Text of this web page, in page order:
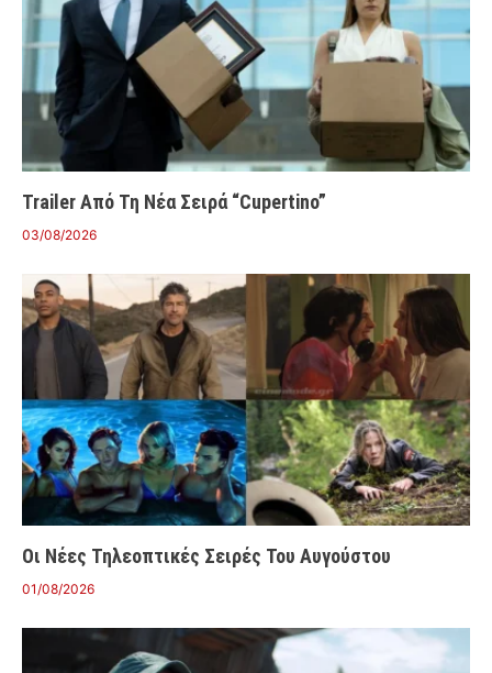
Trailer Από Τη Νέα Σειρά “Cupertino”
03/08/2026
Οι Νέες Τηλεοπτικές Σειρές Του Αυγούστου
01/08/2026